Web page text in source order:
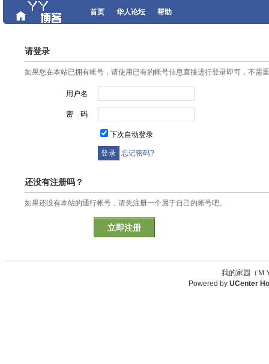
首页 华人论坛 帮助
请登录
如果您在本站已拥有帐号，请使用已有的帐号信息直接进行登录即可，不需
用户名
密 码
下次自动登录
忘记密码?
还没有注册吗？
如果还没有本站的通行帐号，请先注册一个属于自己的帐号吧。
立即注册
我的家园（
Powered by UCenter